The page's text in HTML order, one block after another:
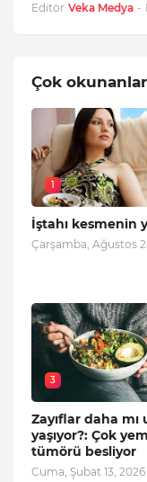
Editör Veka Medya -
Çok okunanlar
1
İştahı kesmenin
Çarşamba, Ağustos
3
Zayıflar daha mı
yaşıyor?: Çok
tümörü besliyor
Cuma, Şubat 13, 2026